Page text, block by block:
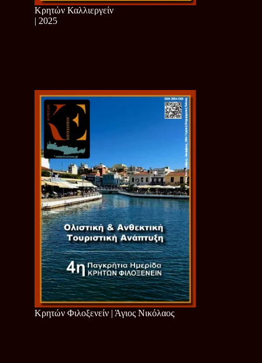
Κρητών Καλλιεργείν
| 2025
Κρητών Φιλοξενείν | Άγιος Νικόλαος